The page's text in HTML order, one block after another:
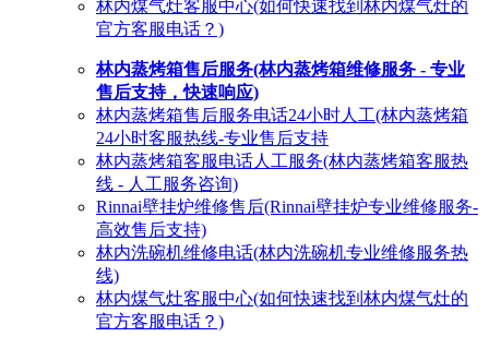
林内煤气灶客服中心(如何快速找到林内煤气灶的
官方客服电话？)
林内蒸烤箱售后服务(林内蒸烤箱维修服务 - 专业
售后支持，快速响应)
林内蒸烤箱售后服务电话24小时人工(林内蒸烤箱
24小时客服热线-专业售后支持
林内蒸烤箱客服电话人工服务(林内蒸烤箱客服热
线 - 人工服务咨询)
Rinnai壁挂炉维修售后(Rinnai壁挂炉专业维修服务-
高效售后支持)
林内洗碗机维修电话(林内洗碗机专业维修服务热
线)
林内煤气灶客服中心(如何快速找到林内煤气灶的
官方客服电话？)